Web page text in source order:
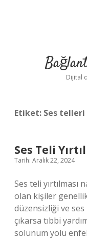
Dijital
Etiket: Ses
Ses Teli
Tarih: Aralık 22, 2024
Ses teli yırtılması
olan kişiler
düzensizliği ve ses
çıkarsa tıbbi
solunum yolu